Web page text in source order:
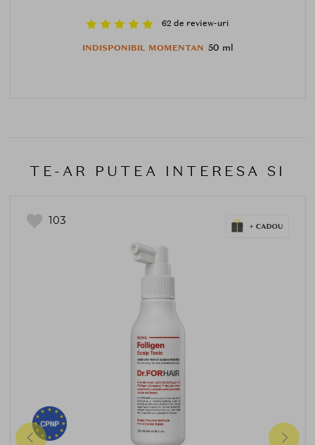
62 de review-uri
INDISPONIBIL MOMENTAN 50 ml
TE-AR PUTEA INTERESA SI
103